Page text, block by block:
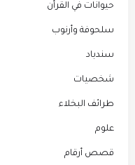
حيوانات في القرأن
سلحوفة وأرنوب
سندباد
شخصيات
طرائف البخلاء
علوم
قصص أرقام